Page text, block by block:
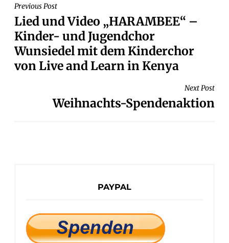
BEITRAGSNAVIGATION
Previous Post
Lied und Video „HARAMBEE“ –
Kinder- und Jugendchor
Wunsiedel mit dem Kinderchor
von Live and Learn in Kenya
Next Post
Weihnachts-Spendenaktion
PAYPAL